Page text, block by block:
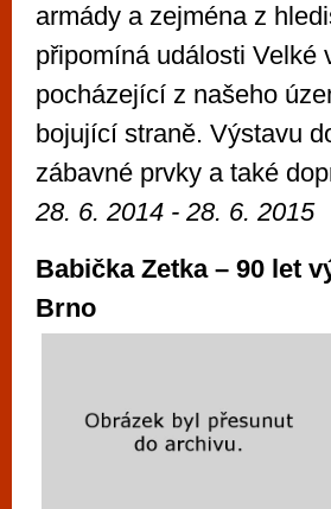
armády a zejména z
připomíná události Velké
pocházející z našeho
bojující straně. Výstavu
zábavné prvky a také
28. 6. 2014 - 28. 6. 2015
Babička Zetka – 90 let
Brno